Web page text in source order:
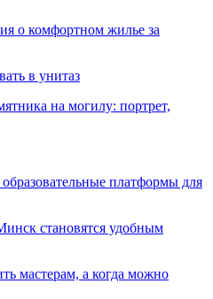
о комфортном жилье за
в унитаз
на могилу: портрет,
платформы для
становятся удобным
мастерам, а когда можно